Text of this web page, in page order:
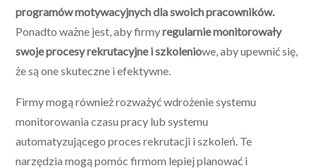
programów motywacyjnych dla swoich pracowników.
Ponadto ważne jest, aby firmyregularnie monitorowały
swoje procesy rekrutacyjne i szkoleniowe, aby upewnić się,
że są one skuteczne i efektywne.
Firmy mogą również rozważyć wdrożenie systemu
monitorowania czasu pracy lub systemu
automatyzującego proces rekrutacji i szkoleń. Te
narzędzia mogą pomóc firmom lepiej planować i